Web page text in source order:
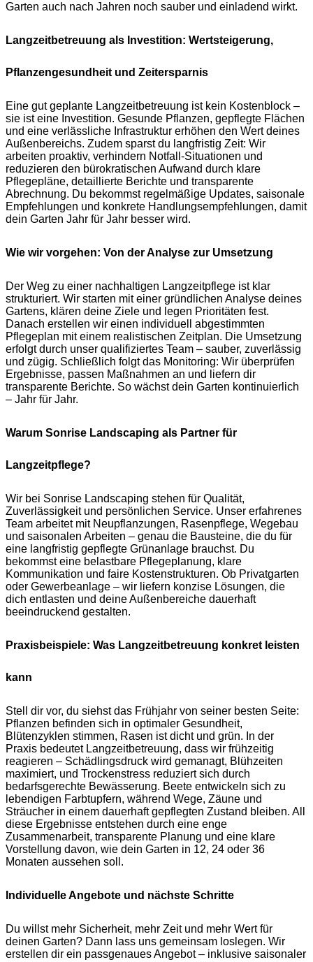
Garten auch nach Jahren noch sauber und einladend wirkt.
Langzeitbetreuung als Investition: Wertsteigerung,
Pflanzengesundheit und Zeitersparnis
Eine gut geplante Langzeitbetreuung ist kein Kostenblock –
sie ist eine Investition. Gesunde Pflanzen, gepflegte Flächen
und eine verlässliche Infrastruktur erhöhen den Wert deines
Außenbereichs. Zudem sparst du langfristig Zeit: Wir
arbeiten proaktiv, verhindern Notfall-Situationen und
reduzieren den bürokratischen Aufwand durch klare
Pflegepläne, detaillierte Berichte und transparente
Abrechnung. Du bekommst regelmäßige Updates, saisonale
Empfehlungen und konkrete Handlungsempfehlungen, damit
dein Garten Jahr für Jahr besser wird.
Wie wir vorgehen: Von der Analyse zur Umsetzung
Der Weg zu einer nachhaltigen Langzeitpflege ist klar
strukturiert. Wir starten mit einer gründlichen Analyse deines
Gartens, klären deine Ziele und legen Prioritäten fest.
Danach erstellen wir einen individuell abgestimmten
Pflegeplan mit einem realistischen Zeitplan. Die Umsetzung
erfolgt durch unser qualifiziertes Team – sauber, zuverlässig
und zügig. Schließlich folgt das Monitoring: Wir überprüfen
Ergebnisse, passen Maßnahmen an und liefern dir
transparente Berichte. So wächst dein Garten kontinuierlich
– Jahr für Jahr.
Warum Sonrise Landscaping als Partner für
Langzeitpflege?
Wir bei Sonrise Landscaping stehen für Qualität,
Zuverlässigkeit und persönlichen Service. Unser erfahrenes
Team arbeitet mit Neupflanzungen, Rasenpflege, Wegebau
und saisonalen Arbeiten – genau die Bausteine, die du für
eine langfristig gepflegte Grünanlage brauchst. Du
bekommst eine belastbare Pflegeplanung, klare
Kommunikation und faire Kostenstrukturen. Ob Privatgarten
oder Gewerbeanlage – wir liefern konzise Lösungen, die
dich entlasten und deine Außenbereiche dauerhaft
beeindruckend gestalten.
Praxisbeispiele: Was Langzeitbetreuung konkret leisten
kann
Stell dir vor, du siehst das Frühjahr von seiner besten Seite:
Pflanzen befinden sich in optimaler Gesundheit,
Blütenzyklen stimmen, Rasen ist dicht und grün. In der
Praxis bedeutet Langzeitbetreuung, dass wir frühzeitig
reagieren – Schädlingsdruck wird gemanagt, Blühzeiten
maximiert, und Trockenstress reduziert sich durch
bedarfsgerechte Bewässerung. Beete entwickeln sich zu
lebendigen Farbtupfern, während Wege, Zäune und
Sträucher in einem dauerhaft gepflegten Zustand bleiben. All
diese Ergebnisse entstehen durch eine enge
Zusammenarbeit, transparente Planung und eine klare
Vorstellung davon, wie dein Garten in 12, 24 oder 36
Monaten aussehen soll.
Individuelle Angebote und nächste Schritte
Du willst mehr Sicherheit, mehr Zeit und mehr Wert für
deinen Garten? Dann lass uns gemeinsam loslegen. Wir
erstellen dir ein passgenaues Angebot – inklusive saisonaler